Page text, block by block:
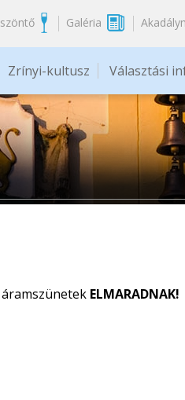
Galéria
Zrínyi-kultusz Választási
ELMARADNAK!